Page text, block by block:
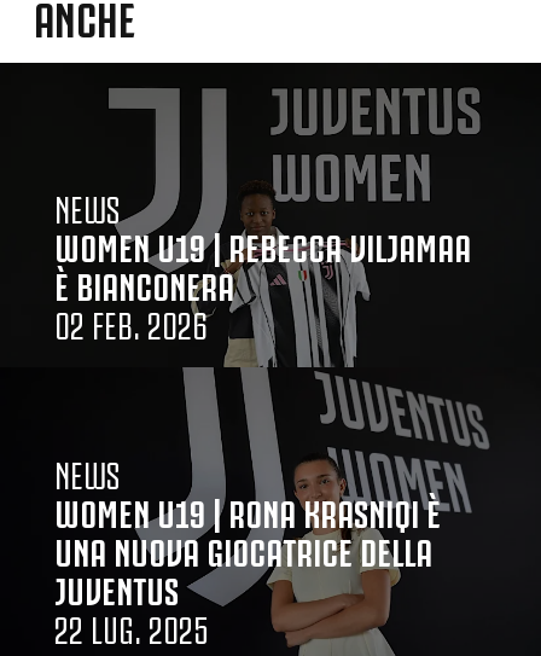
ANCHE
NEWS
WOMEN U19 | REBECCA VILJAMAA
È BIANCONERA
02 FEB. 2026
NEWS
WOMEN U19 | RONA KRASNIQI È
UNA NUOVA GIOCATRICE DELLA
JUVENTUS
22 LUG. 2025